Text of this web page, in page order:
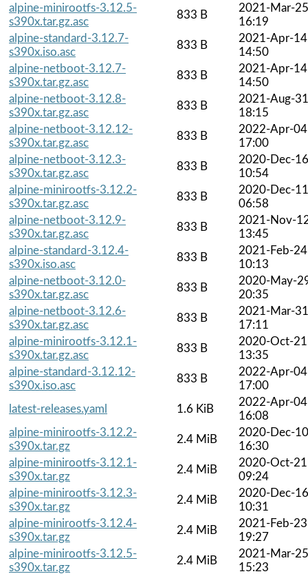
alpine-minirootfs-3.12.5-
s390x.tar.gz.asc
833 B
2021-Mar-25
16:19
alpine-standard-3.12.7-
s390x.iso.asc
833 B
2021-Apr-14
14:50
alpine-netboot-3.12.7-
s390x.tar.gz.asc
833 B
2021-Apr-14
14:50
alpine-netboot-3.12.8-
s390x.tar.gz.asc
833 B
2021-Aug-31
18:15
alpine-netboot-3.12.12-
s390x.tar.gz.asc
833 B
2022-Apr-04
17:00
alpine-netboot-3.12.3-
s390x.tar.gz.asc
833 B
2020-Dec-16
10:54
alpine-minirootfs-3.12.2-
s390x.tar.gz.asc
833 B
2020-Dec-11
06:58
alpine-netboot-3.12.9-
s390x.tar.gz.asc
833 B
2021-Nov-
13:45
alpine-standard-3.12.4-
s390x.iso.asc
833 B
2021-Feb-24
10:13
alpine-netboot-3.12.0-
s390x.tar.gz.asc
833 B
2020-May-
20:35
alpine-netboot-3.12.6-
s390x.tar.gz.asc
833 B
2021-Mar-31
17:11
alpine-minirootfs-3.12.1-
s390x.tar.gz.asc
833 B
2020-Oct-21
13:35
alpine-standard-3.12.12-
s390x.iso.asc
833 B
2022-Apr-04
17:00
latest-releases.yaml
1.6 KiB
2022-Apr-04
16:08
alpine-minirootfs-3.12.2-
s390x.tar.gz
2.4 MiB
2020-Dec-10
16:30
alpine-minirootfs-3.12.1-
s390x.tar.gz
2.4 MiB
2020-Oct-21
09:24
alpine-minirootfs-3.12.3-
s390x.tar.gz
2.4 MiB
2020-Dec-16
10:31
alpine-minirootfs-3.12.4-
s390x.tar.gz
2.4 MiB
2021-Feb-23
19:27
alpine-minirootfs-3.12.5-
s390x.tar.gz
2.4 MiB
2021-Mar-25
15:23